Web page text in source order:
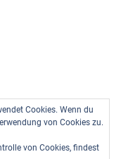
Cookies. Wenn du
von Cookies zu.
von Cookies, findest